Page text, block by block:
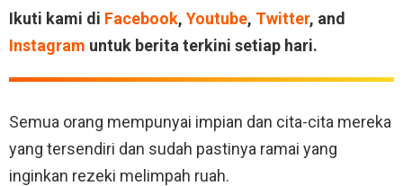
Ikuti kami di Facebook, Youtube, Twitter, and
Instagram untuk berita terkini setiap hari.
Semua orang mempunyai impian dan cita-cita mereka
yang tersendiri dan sudah pastinya ramai yang
inginkan rezeki melimpah ruah.